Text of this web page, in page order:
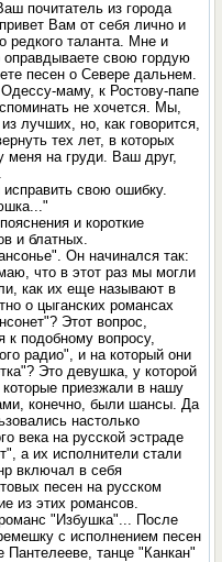
почитатель из города
Вам от себя лично и
редкого таланта. Мне и
свою гордую
песен о Севере дальнем.
маму, к Ростову-папе
не хочется. Мы,
лучших, но, как говорится,
тех лет, в которых
меня на груди. Ваш друг,
свою ошибку.
и короткие
и блатных.
Он начинался так:
что в этот раз мы могли
как их еще называют в
о цыганских романсах
Этот вопрос,
к подобному вопросу,
радио", и на который они
Это девушка, у которой
приезжали в нашу
конечно, были шансы. Да
настолько
века на русской эстраде
а их исполнители стали
включал в себя
песен на русском
из этих романсов.
"Избушка"... После
с исполнением песен
Пантелееве, танце "Канкан"